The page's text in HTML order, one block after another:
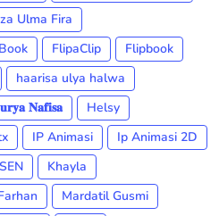
Ulma Fira
FlipaClip
Flipbook
haarisa ulya halwa
𝐍𝐚𝐟𝐢𝐬𝐚
Helsy
IP Animasi
Ip Animasi 2D
Khayla
Mardatil Gusmi